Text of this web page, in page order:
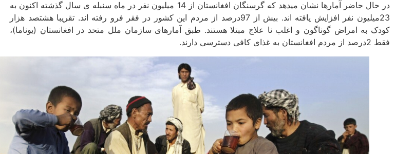
در حال حاضر آمارها نشان می­دهد که گرسنگان افغانستان از 14 میلیون نفر در ماه سنبله ­ی سال گذشته اکنون به
23میلیون نفر افزایش یافته اند. بیش از 97درصد از مردم این کشور در فقر فرو رفته اند. تقریبا هشتصد هزار
کودک به امراض گوناگون و اغلب نا علاج مبتلا هستند. طبق آمارهای سازمان ملل متحد در افغانستان (یوناما)،
فقط 2درصد از مردم افغانستان به غذای کافی دسترسی دارند.